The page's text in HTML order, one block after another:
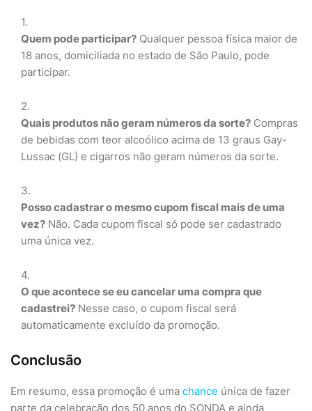
Quem pode participar? Qualquer pessoa física maior de
18 anos, domiciliada no estado de São Paulo, pode
participar.
Quais produtos não geram números da sorte? Compras
de bebidas com teor alcoólico acima de 13 graus Gay-
Lussac (GL) e cigarros não geram números da sorte.
Posso cadastrar o mesmo cupom fiscal mais de uma
vez? Não. Cada cupom fiscal só pode ser cadastrado
uma única vez.
O que acontece se eu cancelar uma compra que
cadastrei? Nesse caso, o cupom fiscal será
automaticamente excluído da promoção.
Conclusão
Em resumo, essa promoção é uma chance única de fazer
parte da celebração dos 50 anos do SONDA e ainda